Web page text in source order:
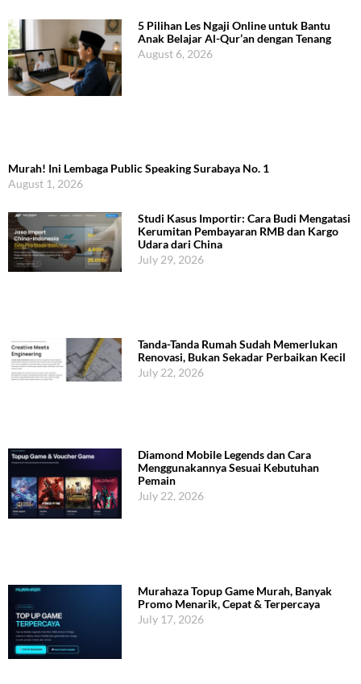
5 Pilihan Les Ngaji Online untuk Bantu
Anak Belajar Al-Qur’an dengan Tenang
August 6, 2026
Murah! Ini Lembaga Public Speaking Surabaya No. 1
August 1, 2026
Studi Kasus Importir: Cara Budi Mengatasi
Kerumitan Pembayaran RMB dan Kargo
Udara dari China
July 29, 2026
Tanda-Tanda Rumah Sudah Memerlukan
Renovasi, Bukan Sekadar Perbaikan Kecil
July 22, 2026
Diamond Mobile Legends dan Cara
Menggunakannya Sesuai Kebutuhan
Pemain
July 22, 2026
Murahaza Topup Game Murah, Banyak
Promo Menarik, Cepat & Terpercaya
July 17, 2026